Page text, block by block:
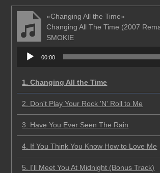
«Changing All the Time»
Changing All The Time (2007
SMOKIE
Аудиоплеер
00:00
1.Changing All the Time
2. Don't Play Your Rock 'N' Roll to Me
3. Have You Ever Seen The Rain
4. If You Think You Know How to Love Me
5. I'll Meet You At Midnight (Bonus Track)